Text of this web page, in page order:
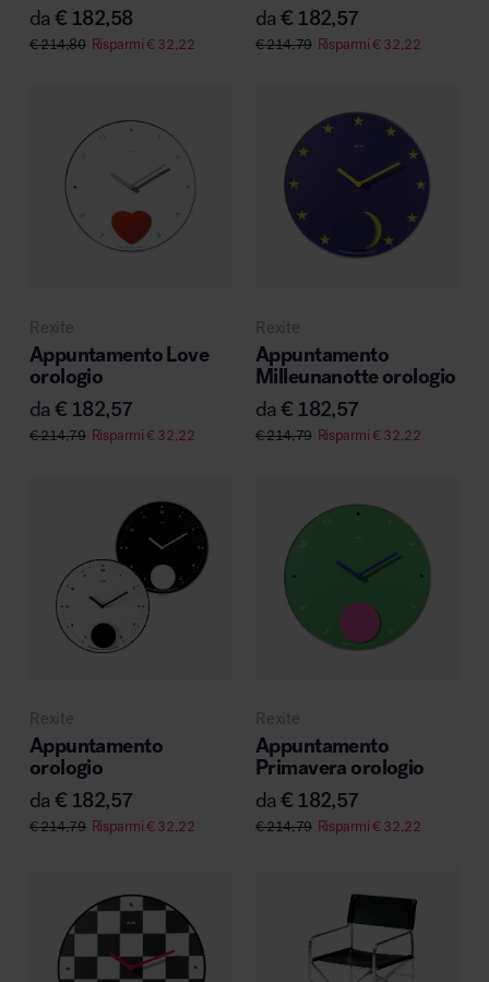
da€ 182,58
€214,80 Risparmi€32,22
da€ 182,57
€214,79 Risparmi€32,22
Rexite
Appuntamento Love
orologio
da€ 182,57
€214,79 Risparmi€32,22
Rexite
Appuntamento
Milleunanotte orologio
da€ 182,57
€214,79 Risparmi€32,22
Rexite
Appuntamento
orologio
da€ 182,57
€214,79 Risparmi€32,22
Rexite
Appuntamento
Primavera orologio
da€ 182,57
€214,79 Risparmi€32,22